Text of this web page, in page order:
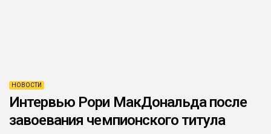
НОВОСТИ
Интервью Рори МакДональда после
завоевания чемпионского титула